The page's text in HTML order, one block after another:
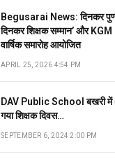
Begusarai News: दिनकर
दिनकर शिक्षक सम्मान’ और
वार्षिक समारोह आयोजित
APRIL 25, 2026 4:54 PM
DAV Public School बखरी में
गया शिक्षक दिवस…
SEPTEMBER 6, 2024 2:00 PM